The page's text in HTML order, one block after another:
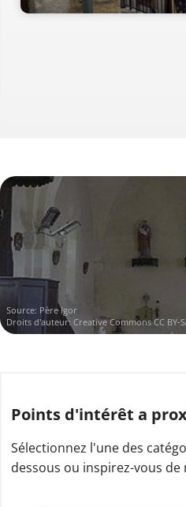
Source: Père Igor
Droits d'auteur: Creative Commons CC BY-
Points d'intérêt a
Sélectionnez l'une des
dessous ou inspirez-vous de